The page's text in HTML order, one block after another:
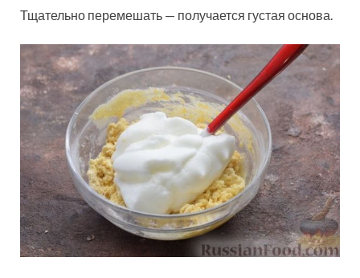
Тщательно перемешать — получается густая основа.